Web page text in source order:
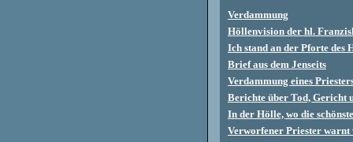
Verdammung
Höllenvision der hl.
Ich stand an der Pforte des
Brief aus dem Jenseits
Verdammung eines
Berichte über Tod, Gericht
In der Hölle, wo die
Verworfener Priester